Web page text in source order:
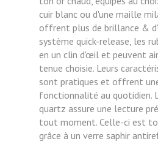
cuir blanc ou d'une maille
offrent plus de brillance &
système quick-release, les
en un clin d'œil et peuvent
tenue choisie. Leurs
sont pratiques et offrent
fonctionnalité au quotidien.
quartz assure une lecture
tout moment. Celle-ci est
grâce à un verre saphir